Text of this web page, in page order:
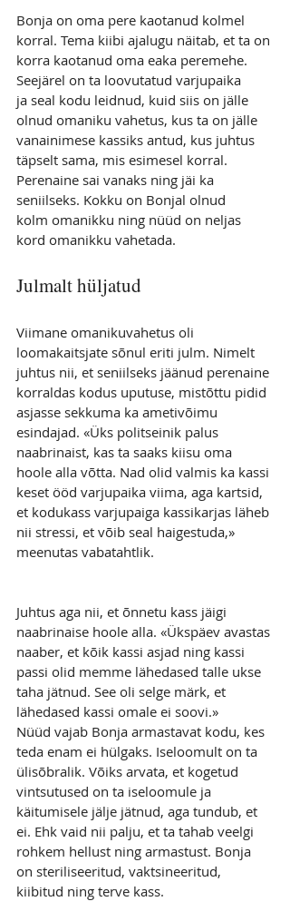
Bonja on oma pere kaotanud kolmel
korral. Tema kiibi ajalugu näitab, et ta on
korra kaotanud oma eaka peremehe.
Seejärel on ta loovutatud varjupaika
ja seal kodu leidnud, kuid siis on jälle
olnud omaniku vahetus, kus ta on jälle
vanainimese kassiks antud, kus juhtus
täpselt sama, mis esimesel korral.
Perenaine sai vanaks ning jäi ka
seniilseks. Kokku on Bonjal olnud
kolm omanikku ning nüüd on neljas
kord omanikku vahetada.
Julmalt hüljatud
Viimane omanikuvahetus oli
loomakaitsjate sõnul eriti julm. Nimelt
juhtus nii, et seniilseks jäänud perenaine
korraldas kodus uputuse, mistõttu pidid
asjasse sekkuma ka ametivõimu
esindajad. «Üks politseinik palus
naabrinaist, kas ta saaks kiisu oma
hoole alla võtta. Nad olid valmis ka kassi
keset ööd varjupaika viima, aga kartsid,
et kodukass varjupaiga kassikarjas läheb
nii stressi, et võib seal haigestuda,»
meenutas vabatahtlik.
Juhtus aga nii, et õnnetu kass jäigi
naabrinaise hoole alla. «Ükspäev avastas
naaber, et kõik kassi asjad ning kassi
passi olid memme lähedased talle ukse
taha jätnud. See oli selge märk, et
lähedased kassi omale ei soovi.»
Nüüd vajab Bonja armastavat kodu, kes
teda enam ei hülgaks. Iseloomult on ta
ülisõbralik. Võiks arvata, et kogetud
vintsutused on ta iseloomule ja
käitumisele jälje jätnud, aga tundub, et
ei. Ehk vaid nii palju, et ta tahab veelgi
rohkem hellust ning armastust. Bonja
on steriliseeritud, vaktsineeritud,
kiibitud ning terve kass.